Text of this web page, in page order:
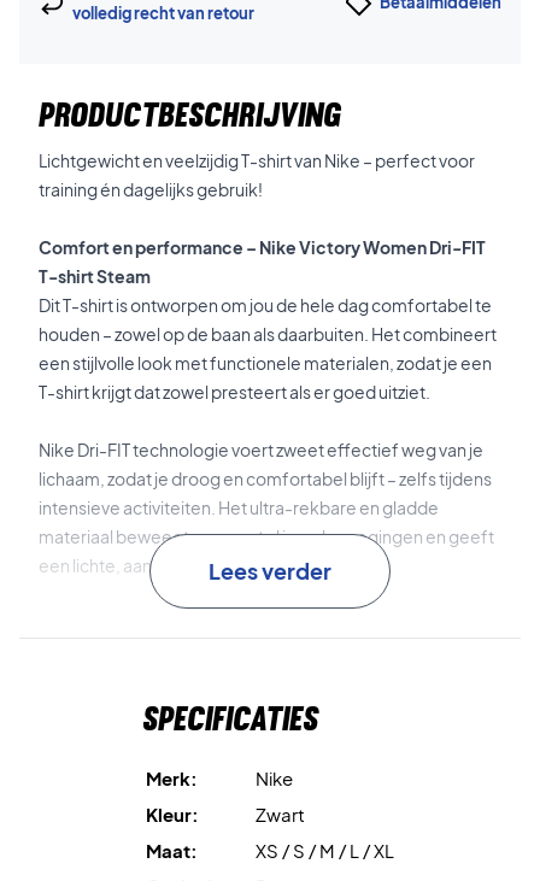
volledig recht van retour
PRODUCTBESCHRIJVING
Lichtgewicht en veelzijdig T-shirt van Nike – perfect voor
training én dagelijks gebruik!
Comfort en performance – Nike Victory Women Dri-FIT
T-shirt Steam
Dit T-shirt is ontworpen om jou de hele dag comfortabel te
houden – zowel op de baan als daarbuiten. Het combineert
een stijlvolle look met functionele materialen, zodat je een
T-shirt krijgt dat zowel presteert als er goed uitziet.
Nike Dri-FIT technologie voert zweet effectief weg van je
lichaam, zodat je droog en comfortabel blijft – zelfs tijdens
intensieve activiteiten. Het ultra-rekbare en gladde
materiaal beweegt mee met al jouw bewegingen en geeft
een lichte, aangename feel.
bewegingsvrijheid.
Lees verder
Specificaties
Merk:
Nike
Kleur:
Zwart
Maat:
XS / S / M / L / XL